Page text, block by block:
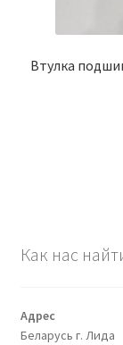
Втулка
Как нас
Адрес
Беларусь г. Лида